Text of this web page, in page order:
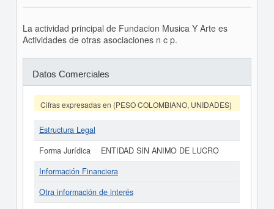
La actividad principal de Fundacion Musica Y Arte es
Actividades de otras asociaciones n c p.
Datos Comerciales
Cifras expresadas en (PESO COLOMBIANO, UNIDADES)
Estructura Legal
Forma Jurídica
ENTIDAD SIN ANIMO DE LUCRO
Información Financiera
Otra información de interés